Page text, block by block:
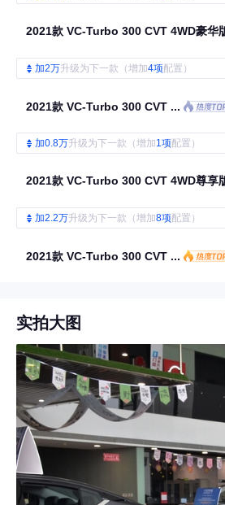
2021款 VC-Turbo 300 CVT 4WD豪华
加2万升级为下一款（增加4项配置）
2021款 VC-Turbo 300 CVT ...
加0.8万升级为下一款（增加1项配置）
2021款 VC-Turbo 300 CVT 4WD尊享
加2.2万升级为下一款（增加8项配置）
2021款 VC-Turbo 300 CVT ...
实拍大图